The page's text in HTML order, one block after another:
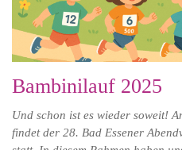
Bambinilauf 2025
Und schon ist es wieder soweit!
findet der 28. Bad Essener